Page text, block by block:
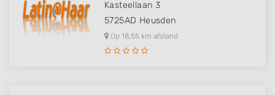
Kasteellaan 3
5725AD Heusden
Op 18,55 km afstand